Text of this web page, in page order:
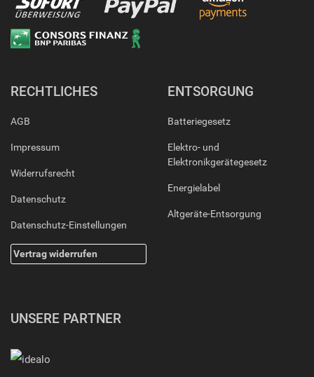
RECHTLICHES
AGB
Impressum
Widerrufsrecht
Datenschutz
Datenschutz-Einstellungen
Vertrag widerrufen
ENTSORGUNG
Batteriegesetz
Elektro- und
Elektronikgerätegesetz
Energielabel
Altgeräte-Entsorgung
UNSERE PARTNER